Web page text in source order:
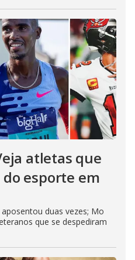
atletas que
esporte em
duas vezes; Mo
que se despediram